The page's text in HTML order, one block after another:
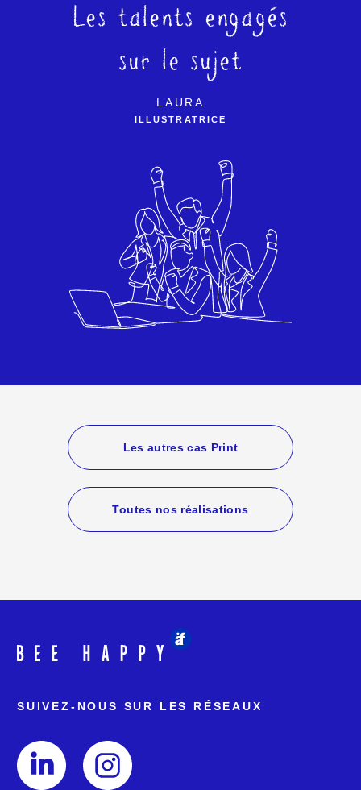
Les talents engagés
sur le sujet
LAURA
ILLUSTRATRICE
Les autres cas Print
Toutes nos réalisations
SUIVEZ-NOUS SUR LES RÉSEAUX